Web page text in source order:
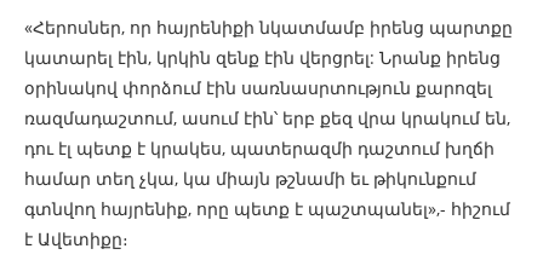
«Հերոսներ, որ հայրենիքի նկատմամբ իրենց պարտքը
կատարել էին, կրկին զենք էին վերցրել: Նրանք իրենց
օրինակով փորձում էին սառնասրտություն քարոզել
ռազմադաշտում, ասում էին՝ երբ քեզ վրա կրակում են,
դու էլ պետք է կրակես, պատերազմի դաշտում խղճի
համար տեղ չկա, կա միայն թշնամի եւ թիկունքում
գտնվող հայրենիք, որը պետք է պաշտպանել»,- հիշում
է Ավետիքը։